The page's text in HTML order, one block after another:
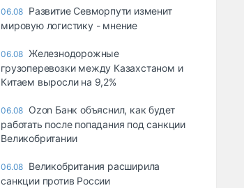
06.08 Развитие Севморпути изменит
мировую логистику - мнение
06.08 Железнодорожные
грузоперевозки между Казахстаном и
Китаем выросли на 9,2%
06.08 Ozon Банк объяснил, как будет
работать после попадания под санкции
Великобритании
06.08 Великобритания расширила
санкции против России